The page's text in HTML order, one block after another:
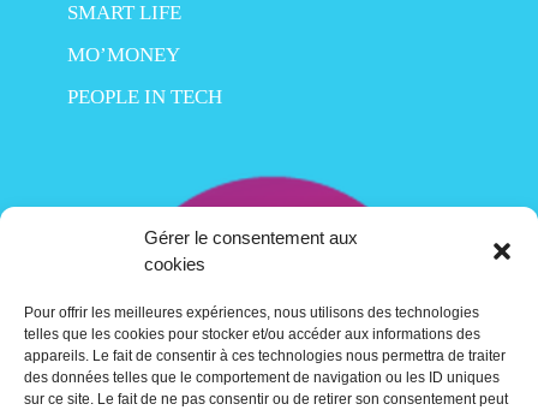
Gérer le consentement aux
cookies
Pour offrir les meilleures expériences, nous utilisons des technologies
telles que les cookies pour stocker et/ou accéder aux informations des
appareils. Le fait de consentir à ces technologies nous permettra de traiter
des données telles que le comportement de navigation ou les ID uniques
sur ce site. Le fait de ne pas consentir ou de retirer son consentement peut
SMART LIFE
MO’MONEY
PEOPLE IN TECH